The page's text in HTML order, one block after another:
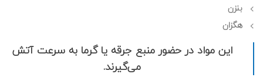
بنزن
هگزان
این مواد در حضور منبع جرقه یا گرما به سرعت آتش
می‌گیرند.